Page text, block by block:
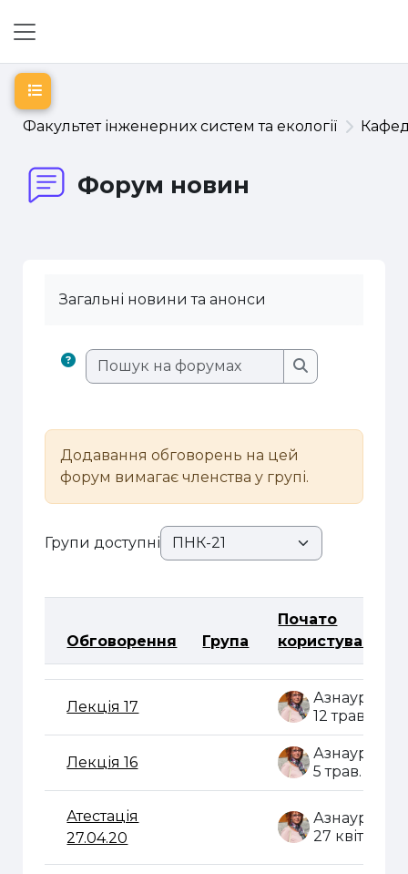
Факультет інженерних систем та екології
Форум новин
Відкритий покажчик курсу
Загальні новини та анонси
Пошук на
Пошук на
Додавання обговорень на цей
форум вимагає членства у групі.
Групи доступні
Статус
Обговорення Група
Почато
користувачем
Лекція 17
12 трав.
Лекція 16
5 трав. 2020
Атестація
27.04.20
27 квіт. 2020